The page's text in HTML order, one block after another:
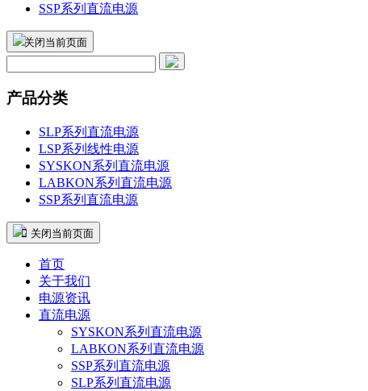
SSP系列直流电源
关闭当前页面
产品分类
SLP系列直流电源
LSP系列线性电源
SYSKON系列直流电源
LABKON系列直流电源
SSP系列直流电源
 关闭当前页面
首页
关于我们
电源资讯
直流电源
SYSKON系列直流电源
LABKON系列直流电源
SSP系列直流电源
SLP系列直流电源